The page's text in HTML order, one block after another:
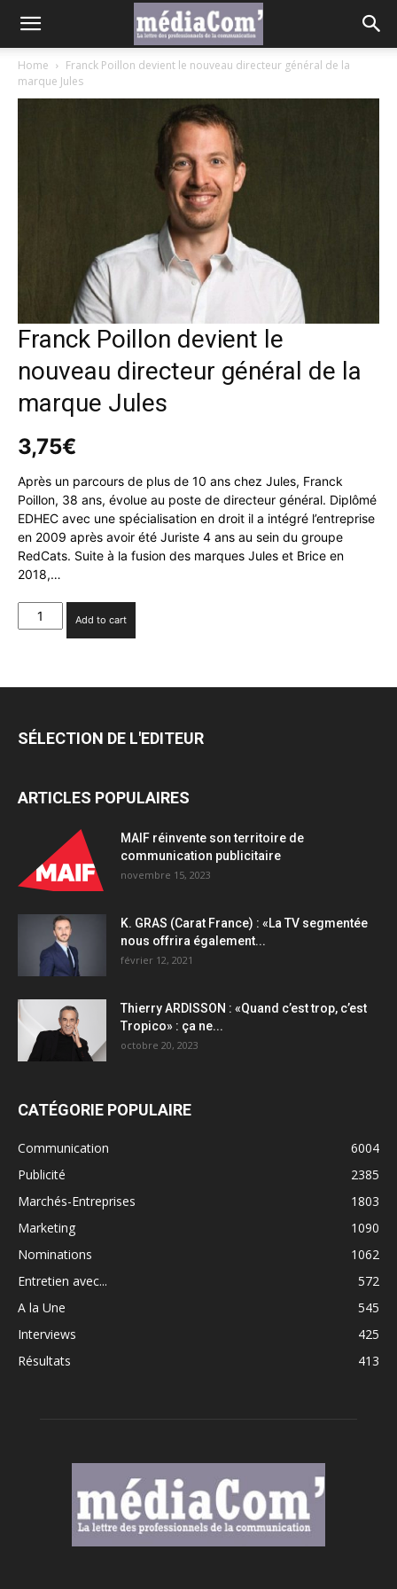
Home
Franck Poillon devient le nouveau directeur général de la
marque Jules
Franck Poillon devient le
nouveau directeur général de la
marque Jules
3,75€
Après un parcours de plus de 10 ans chez Jules, Franck
Poillon, 38 ans, évolue au poste de directeur général. Diplômé
EDHEC avec une spécialisation en droit il a intégré l’entreprise
en 2009 après avoir été Juriste 4 ans au sein du groupe
RedCats. Suite à la fusion des marques Jules et Brice en
2018,…
Franck
Poillon
nouveau
de
Jules
Add to cart
SÉLECTION DE L'EDITEUR
ARTICLES POPULAIRES
MAIF réinvente son territoire de
communication publicitaire
novembre 15, 2023
K. GRAS (Carat France) : «La TV segmentée
nous offrira également...
février 12, 2021
Thierry ARDISSON : «Quand c’est trop, c’est
Tropico» : ça ne...
octobre 20, 2023
CATÉGORIE POPULAIRE
Communication
6004
Publicité
2385
Marchés-Entreprises
1803
Marketing
1090
Nominations
1062
Entretien avec...
572
A la Une
545
Interviews
425
Résultats
413